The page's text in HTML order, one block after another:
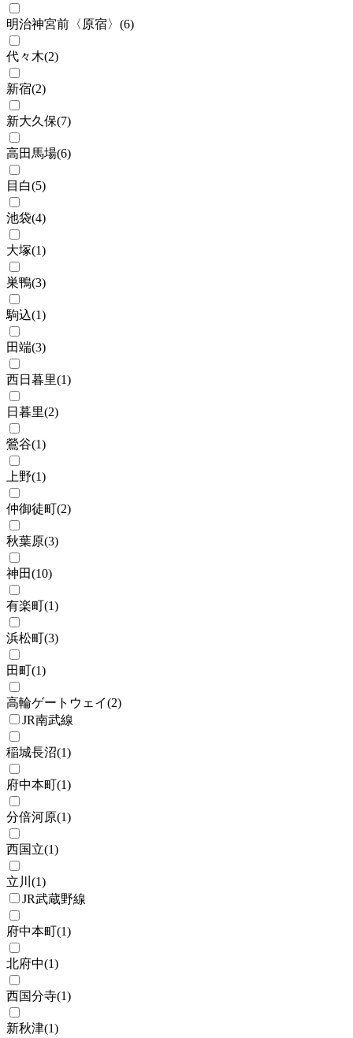
明治神宮前〈原宿〉 (6)
代々木(2)
新宿(2)
新大久保(7)
高田馬場(6)
目白(5)
池袋(4)
大塚(1)
巣鴨(3)
駒込(1)
田端(3)
西日暮里(1)
日暮里(2)
鶯谷(1)
上野(1)
仲御徒町(2)
秋葉原(3)
神田(10)
有楽町(1)
浜松町(3)
田町(1)
高輪ゲートウェイ(2)
JR南武線
稲城長沼(1)
府中本町(1)
分倍河原(1)
西国立(1)
立川 (1)
JR武蔵野線
府中本町(1)
北府中(1)
西国分寺(1)
新秋津(1)